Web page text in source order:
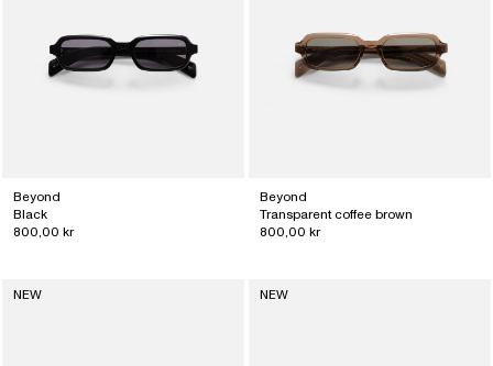
Beyond
Black
800,00 kr
Beyond
Transparent coffee brown
800,00 kr
NEW NEW